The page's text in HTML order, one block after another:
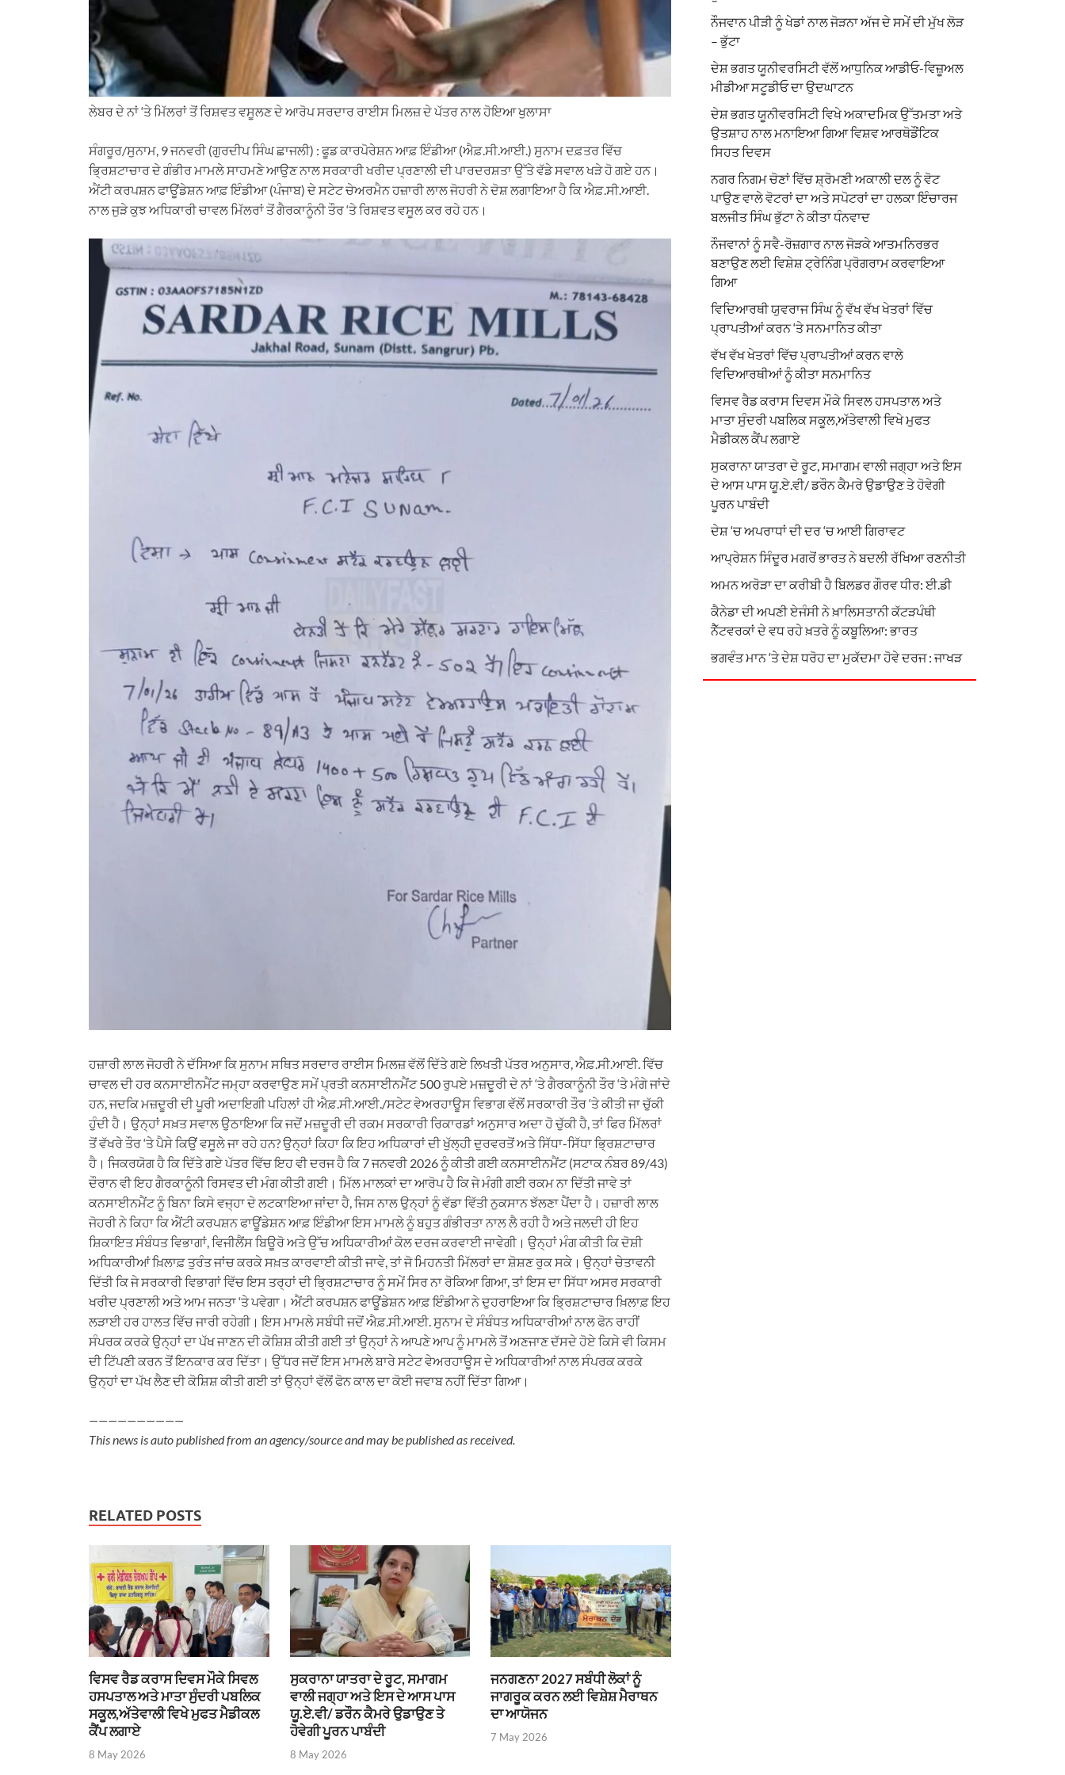
ਲੇਬਰ ਦੇ ਨਾਂ ‘ਤੇ ਮਿੱਲਰਾਂ ਤੋਂ ਰਿਸ਼ਵਤ ਵਸੂਲਣ ਦੇ ਆਰੋਪ ਸਰਦਾਰ ਰਾਈਸ ਮਿਲਜ਼ ਦੇ ਪੱਤਰ ਨਾਲ ਹੋਇਆ ਖੁਲਾਸਾ
ਸੰਗਰੂਰ/ਸੁਨਾਮ, 9 ਜਨਵਰੀ (ਗੁਰਦੀਪ ਸਿੰਘ ਛਾਜਲੀ) : ਫੂਡ ਕਾਰਪੋਰੇਸ਼ਨ ਆਫ਼ ਇੰਡੀਆ (ਐਫ਼.ਸੀ.ਆਈ.) ਸੁਨਾਮ ਦਫ਼ਤਰ ਵਿੱਚ
ਭ੍ਰਿਸ਼ਟਾਚਾਰ ਦੇ ਗੰਭੀਰ ਮਾਮਲੇ ਸਾਹਮਣੇ ਆਉਣ ਨਾਲ ਸਰਕਾਰੀ ਖਰੀਦ ਪ੍ਰਣਾਲੀ ਦੀ ਪਾਰਦਰਸ਼ਤਾ ਉੱਤੇ ਵੱਡੇ ਸਵਾਲ ਖੜੇ ਹੋ ਗਏ ਹਨ।
ਐਂਟੀ ਕਰਪਸ਼ਨ ਫਾਊਂਡੇਸ਼ਨ ਆਫ਼ ਇੰਡੀਆ (ਪੰਜਾਬ) ਦੇ ਸਟੇਟ ਚੇਅਰਮੈਨ ਹਜ਼ਾਰੀ ਲਾਲ ਜੋਹਰੀ ਨੇ ਦੋਸ਼ ਲਗਾਇਆ ਹੈ ਕਿ ਐਫ਼.ਸੀ.ਆਈ.
ਨਾਲ ਜੁੜੇ ਕੁਝ ਅਧਿਕਾਰੀ ਚਾਵਲ ਮਿੱਲਰਾਂ ਤੋਂ ਗੈਰਕਾਨੂੰਨੀ ਤੌਰ ‘ਤੇ ਰਿਸ਼ਵਤ ਵਸੂਲ ਕਰ ਰਹੇ ਹਨ।
ਹਜ਼ਾਰੀ ਲਾਲ ਜੋਹਰੀ ਨੇ ਦੱਸਿਆ ਕਿ ਸੁਨਾਮ ਸਥਿਤ ਸਰਦਾਰ ਰਾਈਸ ਮਿਲਜ਼ ਵੱਲੋਂ ਦਿੱਤੇ ਗਏ ਲਿਖਤੀ ਪੱਤਰ ਅਨੁਸਾਰ, ਐਫ਼.ਸੀ.ਆਈ. ਵਿੱਚ
ਚਾਵਲ ਦੀ ਹਰ ਕਨਸਾਈਨਮੈਂਟ ਜਮ੍ਹਾ ਕਰਵਾਉਣ ਸਮੇਂ ਪ੍ਰਤੀ ਕਨਸਾਈਨਮੈਂਟ 500 ਰੁਪਏ ਮਜ਼ਦੂਰੀ ਦੇ ਨਾਂ ‘ਤੇ ਗੈਰਕਾਨੂੰਨੀ ਤੌਰ ‘ਤੇ ਮੰਗੇ ਜਾਂਦੇ
ਹਨ, ਜਦਕਿ ਮਜ਼ਦੂਰੀ ਦੀ ਪੂਰੀ ਅਦਾਇਗੀ ਪਹਿਲਾਂ ਹੀ ਐਫ਼.ਸੀ.ਆਈ./ਸਟੇਟ ਵੇਅਰਹਾਊਸ ਵਿਭਾਗ ਵੱਲੋਂ ਸਰਕਾਰੀ ਤੌਰ ‘ਤੇ ਕੀਤੀ ਜਾ ਚੁੱਕੀ
ਹੁੰਦੀ ਹੈ। ਉਨ੍ਹਾਂ ਸਖ਼ਤ ਸਵਾਲ ਉਠਾਇਆ ਕਿ ਜਦੋਂ ਮਜ਼ਦੂਰੀ ਦੀ ਰਕਮ ਸਰਕਾਰੀ ਰਿਕਾਰਡਾਂ ਅਨੁਸਾਰ ਅਦਾ ਹੋ ਚੁੱਕੀ ਹੈ, ਤਾਂ ਫਿਰ ਮਿੱਲਰਾਂ
ਤੋਂ ਵੱਖਰੇ ਤੌਰ ‘ਤੇ ਪੈਸੇ ਕਿਉਂ ਵਸੂਲੇ ਜਾ ਰਹੇ ਹਨ? ਉਨ੍ਹਾਂ ਕਿਹਾ ਕਿ ਇਹ ਅਧਿਕਾਰਾਂ ਦੀ ਖੁੱਲ੍ਹੀ ਦੁਰਵਰਤੋਂ ਅਤੇ ਸਿੱਧਾ-ਸਿੱਧਾ ਭ੍ਰਿਸ਼ਟਾਚਾਰ
ਹੈ। ਜਿਕਰਯੋਗ ਹੈ ਕਿ ਦਿੱਤੇ ਗਏ ਪੱਤਰ ਵਿੱਚ ਇਹ ਵੀ ਦਰਜ ਹੈ ਕਿ 7 ਜਨਵਰੀ 2026 ਨੂੰ ਕੀਤੀ ਗਈ ਕਨਸਾਈਨਮੈਂਟ (ਸਟਾਕ ਨੰਬਰ 89/43)
ਦੌਰਾਨ ਵੀ ਇਹ ਗੈਰਕਾਨੂੰਨੀ ਰਿਸਵਤ ਦੀ ਮੰਗ ਕੀਤੀ ਗਈ। ਮਿੱਲ ਮਾਲਕਾਂ ਦਾ ਆਰੋਪ ਹੈ ਕਿ ਜੇ ਮੰਗੀ ਗਈ ਰਕਮ ਨਾ ਦਿੱਤੀ ਜਾਵੇ ਤਾਂ
ਕਨਸਾਈਨਮੈਂਟ ਨੂੰ ਬਿਨਾ ਕਿਸੇ ਵਜ੍ਹਾ ਦੇ ਲਟਕਾਇਆ ਜਾਂਦਾ ਹੈ, ਜਿਸ ਨਾਲ ਉਨ੍ਹਾਂ ਨੂੰ ਵੱਡਾ ਵਿੱਤੀ ਨੁਕਸਾਨ ਝੱਲਣਾ ਪੈਂਦਾ ਹੈ। ਹਜ਼ਾਰੀ ਲਾਲ
ਜੋਹਰੀ ਨੇ ਕਿਹਾ ਕਿ ਐਂਟੀ ਕਰਪਸ਼ਨ ਫਾਊਂਡੇਸ਼ਨ ਆਫ਼ ਇੰਡੀਆ ਇਸ ਮਾਮਲੇ ਨੂੰ ਬਹੁਤ ਗੰਭੀਰਤਾ ਨਾਲ ਲੈ ਰਹੀ ਹੈ ਅਤੇ ਜਲਦੀ ਹੀ ਇਹ
ਸ਼ਿਕਾਇਤ ਸੰਬੰਧਤ ਵਿਭਾਗਾਂ, ਵਿਜੀਲੈਂਸ ਬਿਊਰੋ ਅਤੇ ਉੱਚ ਅਧਿਕਾਰੀਆਂ ਕੋਲ ਦਰਜ ਕਰਵਾਈ ਜਾਵੇਗੀ। ਉਨ੍ਹਾਂ ਮੰਗ ਕੀਤੀ ਕਿ ਦੋਸ਼ੀ
ਅਧਿਕਾਰੀਆਂ ਖ਼ਿਲਾਫ਼ ਤੁਰੰਤ ਜਾਂਚ ਕਰਕੇ ਸਖ਼ਤ ਕਾਰਵਾਈ ਕੀਤੀ ਜਾਵੇ, ਤਾਂ ਜੋ ਮਿਹਨਤੀ ਮਿੱਲਰਾਂ ਦਾ ਸ਼ੋਸ਼ਣ ਰੁਕ ਸਕੇ। ਉਨ੍ਹਾਂ ਚੇਤਾਵਨੀ
ਦਿੱਤੀ ਕਿ ਜੇ ਸਰਕਾਰੀ ਵਿਭਾਗਾਂ ਵਿੱਚ ਇਸ ਤਰ੍ਹਾਂ ਦੀ ਭ੍ਰਿਸ਼ਟਾਚਾਰ ਨੂੰ ਸਮੇਂ ਸਿਰ ਨਾ ਰੋਕਿਆ ਗਿਆ, ਤਾਂ ਇਸ ਦਾ ਸਿੱਧਾ ਅਸਰ ਸਰਕਾਰੀ
ਖਰੀਦ ਪ੍ਰਣਾਲੀ ਅਤੇ ਆਮ ਜਨਤਾ ‘ਤੇ ਪਵੇਗਾ। ਐਂਟੀ ਕਰਪਸ਼ਨ ਫਾਊਂਡੇਸ਼ਨ ਆਫ਼ ਇੰਡੀਆ ਨੇ ਦੁਹਰਾਇਆ ਕਿ ਭ੍ਰਿਸ਼ਟਾਚਾਰ ਖ਼ਿਲਾਫ਼ ਇਹ
ਲੜਾਈ ਹਰ ਹਾਲਤ ਵਿੱਚ ਜਾਰੀ ਰਹੇਗੀ। ਇਸ ਮਾਮਲੇ ਸਬੰਧੀ ਜਦੋਂ ਐਫ਼.ਸੀ.ਆਈ. ਸੁਨਾਮ ਦੇ ਸੰਬੰਧਤ ਅਧਿਕਾਰੀਆਂ ਨਾਲ ਫੋਨ ਰਾਹੀਂ
ਸੰਪਰਕ ਕਰਕੇ ਉਨ੍ਹਾਂ ਦਾ ਪੱਖ ਜਾਣਨ ਦੀ ਕੋਸ਼ਿਸ਼ ਕੀਤੀ ਗਈ ਤਾਂ ਉਨ੍ਹਾਂ ਨੇ ਆਪਣੇ ਆਪ ਨੂੰ ਮਾਮਲੇ ਤੋਂ ਅਣਜਾਣ ਦੱਸਦੇ ਹੋਏ ਕਿਸੇ ਵੀ ਕਿਸਮ
ਦੀ ਟਿੱਪਣੀ ਕਰਨ ਤੋਂ ਇਨਕਾਰ ਕਰ ਦਿੱਤਾ। ਉੱਧਰ ਜਦੋਂ ਇਸ ਮਾਮਲੇ ਬਾਰੇ ਸਟੇਟ ਵੇਅਰਹਾਊਸ ਦੇ ਅਧਿਕਾਰੀਆਂ ਨਾਲ ਸੰਪਰਕ ਕਰਕੇ
ਉਨ੍ਹਾਂ ਦਾ ਪੱਖ ਲੈਣ ਦੀ ਕੋਸ਼ਿਸ਼ ਕੀਤੀ ਗਈ ਤਾਂ ਉਨ੍ਹਾਂ ਵੱਲੋਂ ਫੋਨ ਕਾਲ ਦਾ ਕੋਈ ਜਵਾਬ ਨਹੀਂ ਦਿੱਤਾ ਗਿਆ।
——————————
This news is auto published from an agency/source and may be published as received.
RELATED POSTS
ਵਿਸਵ ਰੈਡ ਕਰਾਸ ਦਿਵਸ ਮੌਕੇ ਸਿਵਲ
ਹਸਪਤਾਲ ਅਤੇ ਮਾਤਾ ਸੁੰਦਰੀ ਪਬਲਿਕ
ਸਕੂਲ,ਅੱਤੇਵਾਲੀ ਵਿਖੇ ਮੁਫਤ ਮੈਡੀਕਲ
ਕੈਂਪ ਲਗਾਏ
8 May 2026
ਸੁਕਰਾਨਾ ਯਾਤਰਾ ਦੇ ਰੂਟ, ਸਮਾਗਮ
ਵਾਲੀ ਜਗ੍ਹਾ ਅਤੇ ਇਸ ਦੇ ਆਸ ਪਾਸ
ਯੂ.ਏ.ਵੀ/ ਡਰੌਨ ਕੈਮਰੇ ਉਡਾਉਣ ਤੇ
ਹੋਵੇਗੀ ਪੂਰਨ ਪਾਬੰਦੀ
8 May 2026
ਜਨਗਣਨਾ 2027 ਸਬੰਧੀ ਲੋਕਾਂ ਨੂੰ
ਜਾਗਰੂਕ ਕਰਨ ਲਈ ਵਿਸ਼ੇਸ਼ ਮੈਰਾਥਨ
ਦਾ ਆਯੋਜਨ
7 May 2026
ਨੌਜਵਾਨ ਪੀੜੀ ਨੂੰ ਖੇਡਾਂ ਨਾਲ ਜੋੜਨਾ ਅੱਜ ਦੇ ਸਮੇਂ ਦੀ ਮੁੱਖ ਲੋੜ
– ਭੁੱਟਾ
ਦੇਸ਼ ਭਗਤ ਯੂਨੀਵਰਸਿਟੀ ਵੱਲੋਂ ਆਧੁਨਿਕ ਆਡੀਓ-ਵਿਜ਼ੂਅਲ
ਮੀਡੀਆ ਸਟੂਡੀਓ ਦਾ ਉਦਘਾਟਨ
ਦੇਸ਼ ਭਗਤ ਯੂਨੀਵਰਸਿਟੀ ਵਿਖੇ ਅਕਾਦਮਿਕ ਉੱਤਮਤਾ ਅਤੇ
ਉਤਸ਼ਾਹ ਨਾਲ ਮਨਾਇਆ ਗਿਆ ਵਿਸ਼ਵ ਆਰਥੋਡੌਂਟਿਕ
ਸਿਹਤ ਦਿਵਸ
ਨਗਰ ਨਿਗਮ ਚੋਣਾਂ ਵਿੱਚ ਸ਼੍ਰੋਮਣੀ ਅਕਾਲੀ ਦਲ ਨੂੰ ਵੋਟ
ਪਾਉਣ ਵਾਲੇ ਵੋਟਰਾਂ ਦਾ ਅਤੇ ਸਪੋਟਰਾਂ ਦਾ ਹਲਕਾ ਇੰਚਾਰਜ
ਬਲਜੀਤ ਸਿੰਘ ਭੁੱਟਾ ਨੇ ਕੀਤਾ ਧੰਨਵਾਦ
ਨੌਜਵਾਨਾਂ ਨੂੰ ਸਵੈ-ਰੋਜ਼ਗਾਰ ਨਾਲ ਜੋੜਕੇ ਆਤਮਨਿਰਭਰ
ਬਣਾਉਣ ਲਈ ਵਿਸ਼ੇਸ਼ ਟ੍ਰੇਨਿੰਗ ਪ੍ਰੋਗਰਾਮ ਕਰਵਾਇਆ
ਗਿਆ
ਵਿਦਿਆਰਥੀ ਯੁਵਰਾਜ ਸਿੰਘ ਨੂੰ ਵੱਖ ਵੱਖ ਖੇਤਰਾਂ ਵਿੱਚ
ਪ੍ਰਾਪਤੀਆਂ ਕਰਨ ‘ਤੇ ਸਨਮਾਨਿਤ ਕੀਤਾ
ਵੱਖ ਵੱਖ ਖੇਤਰਾਂ ਵਿੱਚ ਪ੍ਰਾਪਤੀਆਂ ਕਰਨ ਵਾਲੇ
ਵਿਦਿਆਰਥੀਆਂ ਨੂੰ ਕੀਤਾ ਸਨਮਾਨਿਤ
ਵਿਸਵ ਰੈਡ ਕਰਾਸ ਦਿਵਸ ਮੌਕੇ ਸਿਵਲ ਹਸਪਤਾਲ ਅਤੇ
ਮਾਤਾ ਸੁੰਦਰੀ ਪਬਲਿਕ ਸਕੂਲ,ਅੱਤੇਵਾਲੀ ਵਿਖੇ ਮੁਫਤ
ਮੈਡੀਕਲ ਕੈਂਪ ਲਗਾਏ
ਸੁਕਰਾਨਾ ਯਾਤਰਾ ਦੇ ਰੂਟ, ਸਮਾਗਮ ਵਾਲੀ ਜਗ੍ਹਾ ਅਤੇ ਇਸ
ਦੇ ਆਸ ਪਾਸ ਯੂ.ਏ.ਵੀ/ ਡਰੌਨ ਕੈਮਰੇ ਉਡਾਉਣ ਤੇ ਹੋਵੇਗੀ
ਪੂਰਨ ਪਾਬੰਦੀ
ਦੇਸ਼ ‘ਚ ਅਪਰਾਧਾਂ ਦੀ ਦਰ ‘ਚ ਆਈ ਗਿਰਾਵਟ
ਆਪ੍ਰੇਸ਼ਨ ਸਿੰਦੂਰ ਮਗਰੋਂ ਭਾਰਤ ਨੇ ਬਦਲੀ ਰੱਖਿਆ ਰਣਨੀਤੀ
ਅਮਨ ਅਰੋੜਾ ਦਾ ਕਰੀਬੀ ਹੈ ਬਿਲਡਰ ਗੌਰਵ ਧੀਰ: ਈ.ਡੀ
ਕੈਨੇਡਾ ਦੀ ਅਪਣੀ ਏਜੰਸੀ ਨੇ ਖ਼ਾਲਿਸਤਾਨੀ ਕੱਟੜਪੰਥੀ
ਨੈੱਟਵਰਕਾਂ ਦੇ ਵਧ ਰਹੇ ਖ਼ਤਰੇ ਨੂੰ ਕਬੂਲਿਆ: ਭਾਰਤ
ਭਗਵੰਤ ਮਾਨ ‘ਤੇ ਦੇਸ਼ ਧਰੋਹ ਦਾ ਮੁਕੱਦਮਾ ਹੋਵੇ ਦਰਜ : ਜਾਖੜ